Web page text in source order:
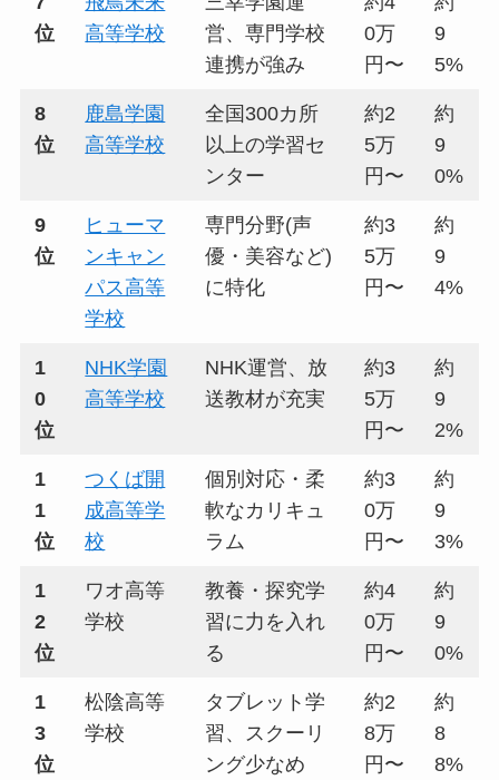
位
高等学校
営、専門学校
連携が強み
0万
円〜
9
5%
8
位
鹿島学園
高等学校
全国300カ所
以上の学習セ
ンター
約2
5万
円〜
約
9
0%
9
位
ヒューマ
ンキャン
パス高等
学校
専門分野(声
優・美容など)
に特化
約3
5万
円〜
約
9
4%
1
0
位
NHK学園
高等学校
NHK運営、放
送教材が充実
約3
5万
円〜
約
9
2%
1
1
位
つくば開
成高等学
校
個別対応・柔
軟なカリキュ
ラム
約3
0万
円〜
約
9
3%
1
2
位
ワオ高等
学校
教養・探究学
習に力を入れ
る
約4
0万
円〜
約
9
0%
1
3
位
松陰高等
学校
タブレット学
習、スクーリ
ング少なめ
約2
8万
円〜
約
8
8%